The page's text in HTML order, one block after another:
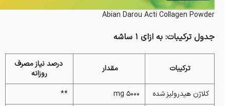
Abian Darou Acti Collagen Powder
جدول ترکیبات: به ازای 1 ساشه
ترکیبات مقدار
درصد نیاز مصرف
روزانه
کلاژن هیدرولیز شده
5000 mg
**